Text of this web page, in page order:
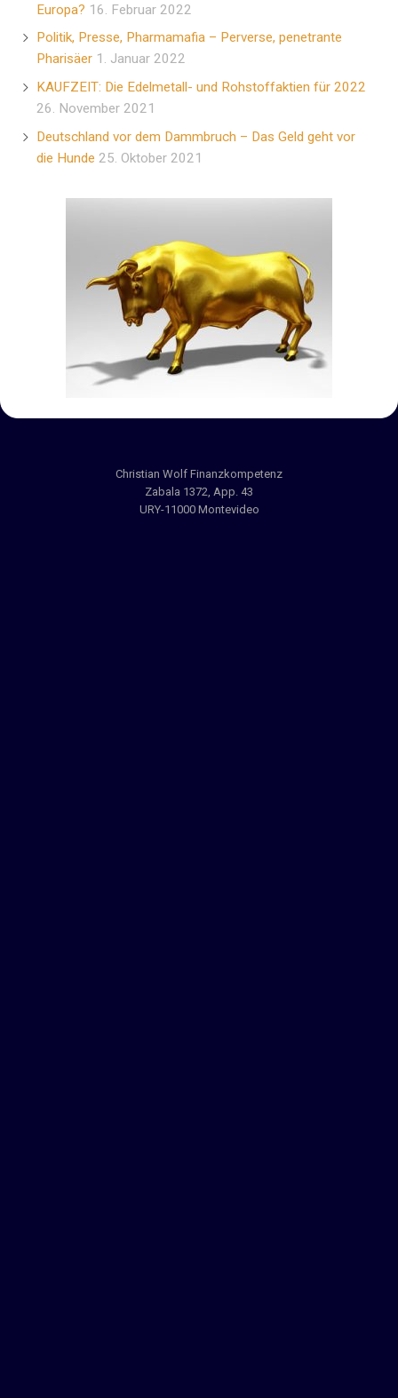
Europa? 16. Februar 2022
Politik, Presse, Pharmamafia – Perverse, penetrante
Pharisäer 1. Januar 2022
KAUFZEIT: Die Edelmetall- und Rohstoffaktien für 2022
26. November 2021
Deutschland vor dem Dammbruch – Das Geld geht vor
die Hunde 25. Oktober 2021
Christian Wolf Finanzkompetenz
Zabala 1372, App. 43
URY-11000 Montevideo